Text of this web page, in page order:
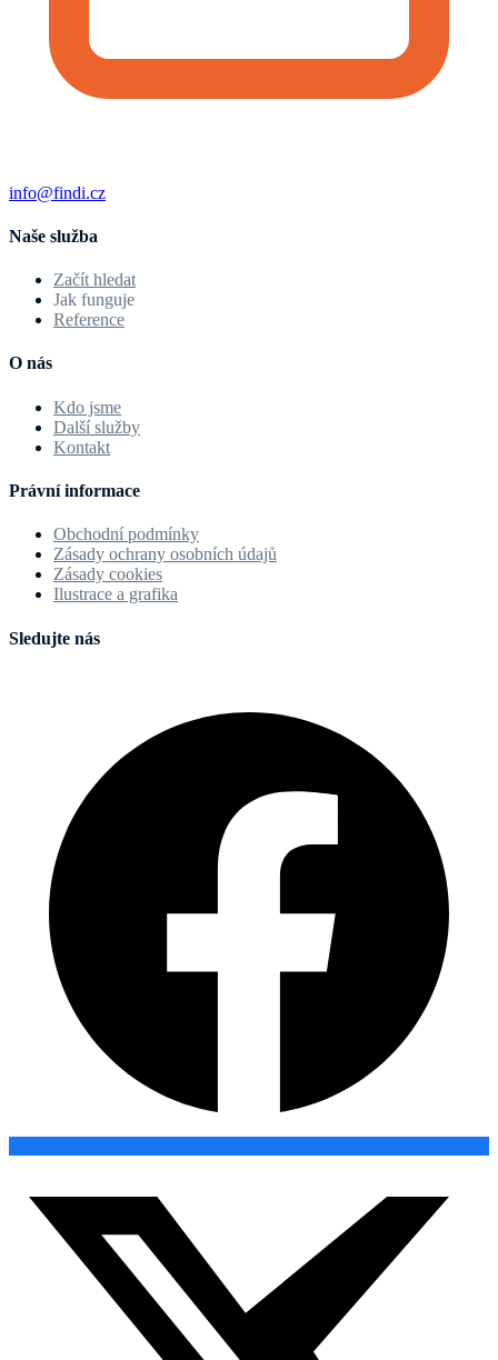
info@findi.cz
Naše služba
Začít hledat
Jak funguje
Reference
O nás
Kdo jsme
Další služby
Kontakt
Právní informace
Obchodní podmínky
Zásady ochrany osobních údajů
Zásady cookies
Ilustrace a grafika
Sledujte nás